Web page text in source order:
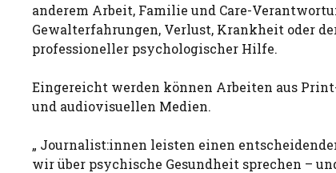
anderem Arbeit, Familie und Care-
Gewalterfahrungen, Verlust, Krankheit oder
professioneller psychologischer Hilfe.
Eingereicht werden können Arbeiten aus
und audiovisuellen Medien.
„ Journalist:innen leisten einen
wir über psychische Gesundheit sprechen –